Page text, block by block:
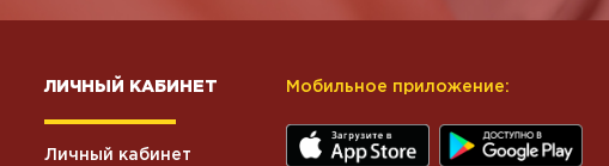
ЛИЧНЫЙ КАБИНЕТ
Личный кабинет
Мобильное приложение: